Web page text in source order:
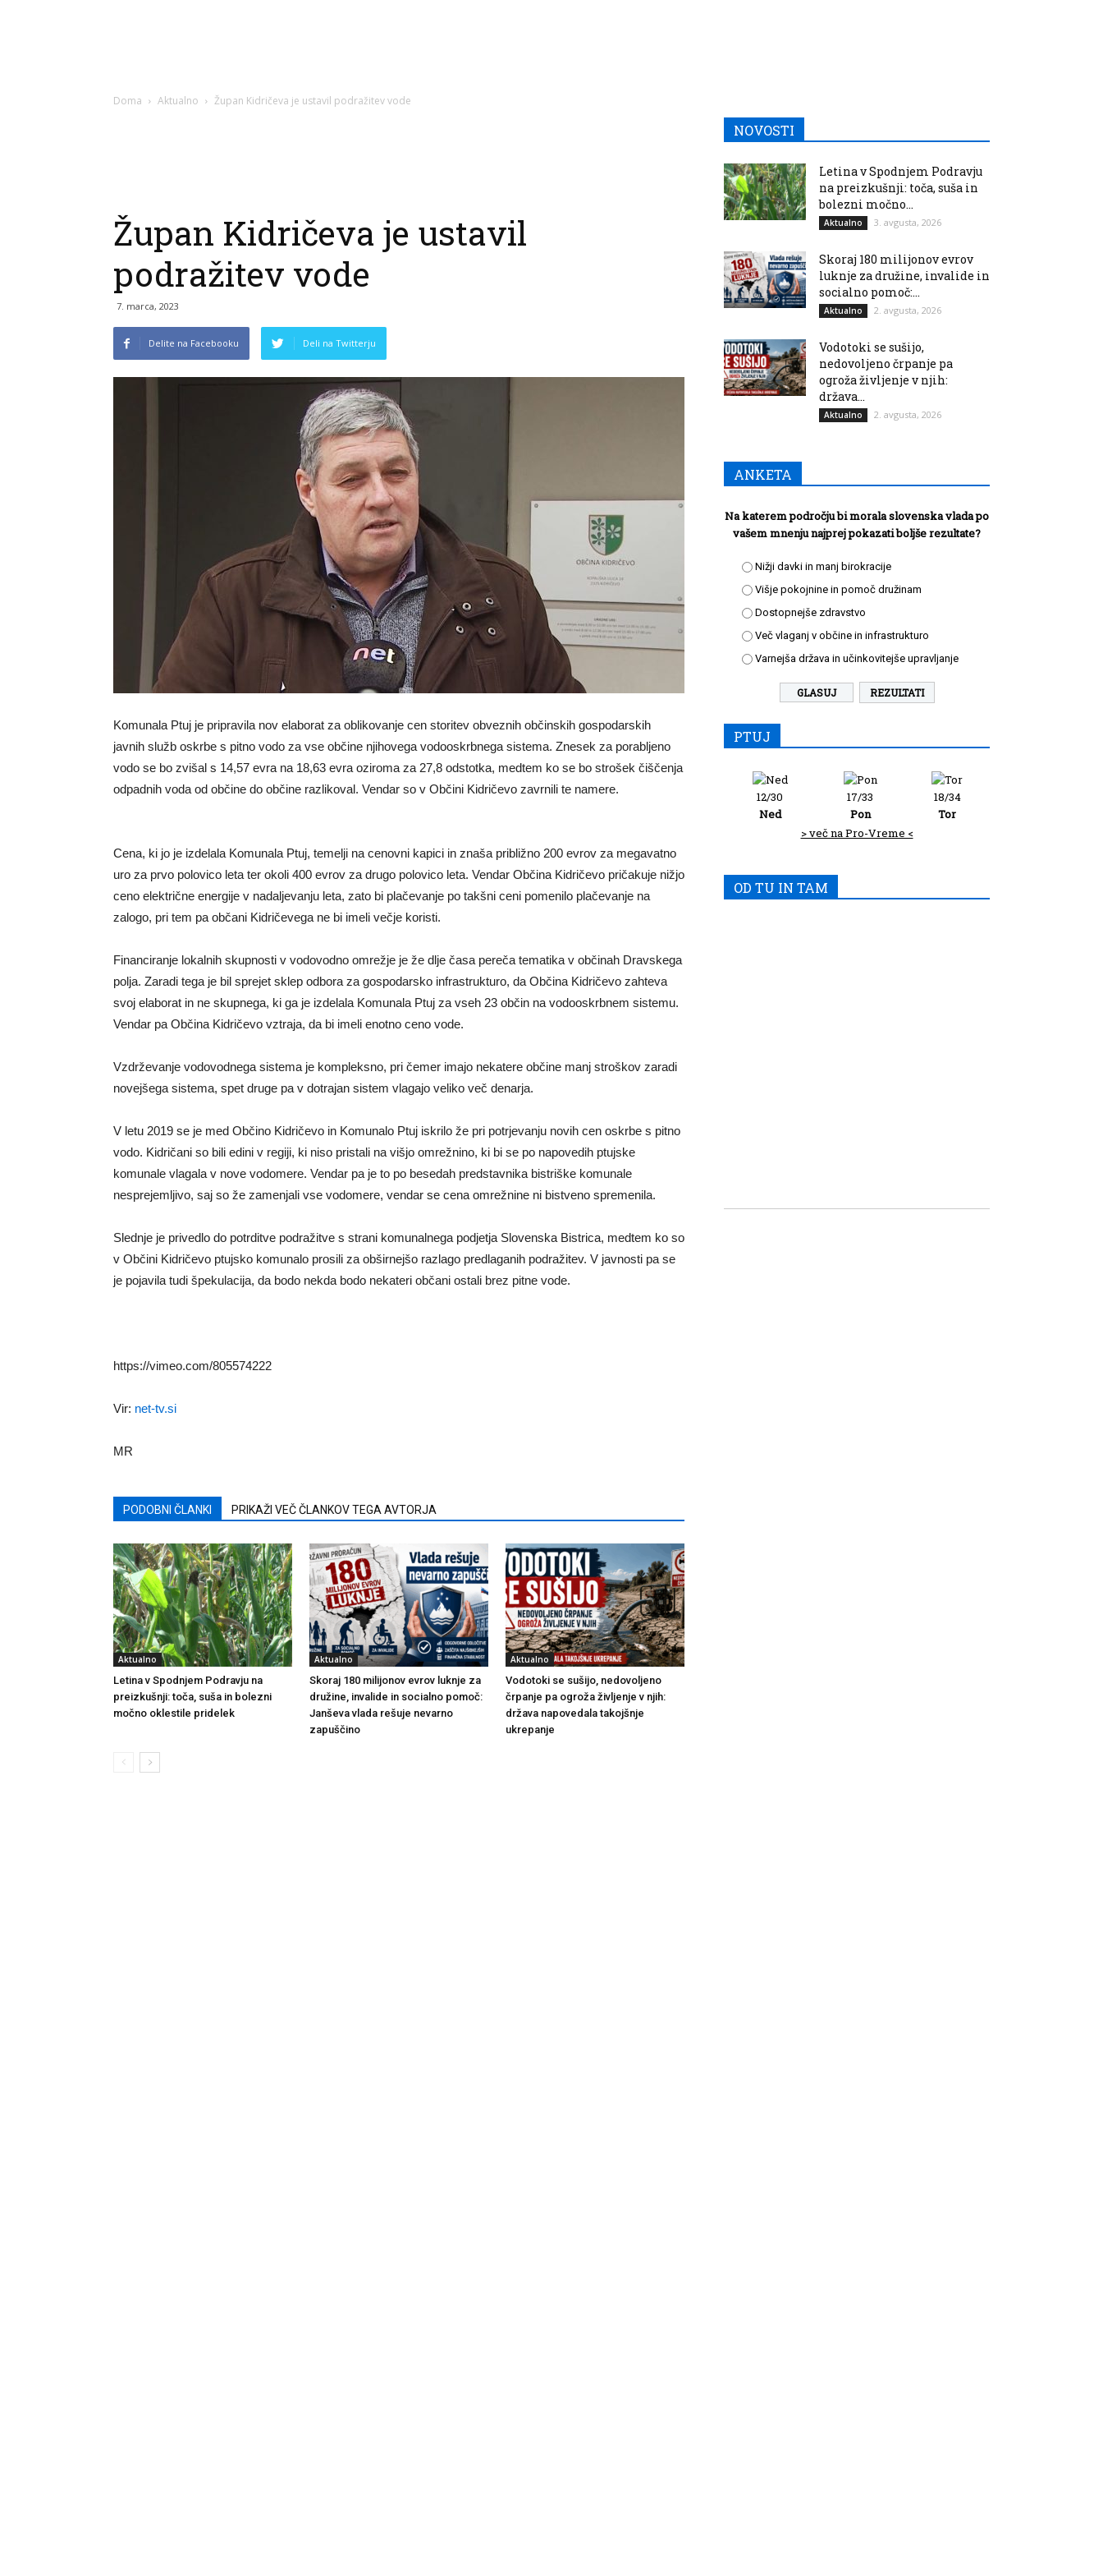
Doma Aktualno Župan Kidričeva je ustavil podražitev vode
Župan Kidričeva je ustavil
podražitev vode
7. marca, 2023
Delite na Facebooku Deli na Twitterju
Komunala Ptuj je pripravila nov elaborat za oblikovanje cen storitev obveznih občinskih gospodarskih
javnih služb oskrbe s pitno vodo za vse občine njihovega vodooskrbnega sistema. Znesek za porabljeno
vodo se bo zvišal s 14,57 evra na 18,63 evra oziroma za 27,8 odstotka, medtem ko se bo strošek čiščenja
odpadnih voda od občine do občine razlikoval. Vendar so v Občini Kidričevo zavrnili te namere.
Cena, ki jo je izdelala Komunala Ptuj, temelji na cenovni kapici in znaša približno 200 evrov za megavatno
uro za prvo polovico leta ter okoli 400 evrov za drugo polovico leta. Vendar Občina Kidričevo pričakuje nižjo
ceno električne energije v nadaljevanju leta, zato bi plačevanje po takšni ceni pomenilo plačevanje na
zalogo, pri tem pa občani Kidričevega ne bi imeli večje koristi.
Financiranje lokalnih skupnosti v vodovodno omrežje je že dlje časa pereča tematika v občinah Dravskega
polja. Zaradi tega je bil sprejet sklep odbora za gospodarsko infrastrukturo, da Občina Kidričevo zahteva
svoj elaborat in ne skupnega, ki ga je izdelala Komunala Ptuj za vseh 23 občin na vodooskrbnem sistemu.
Vendar pa Občina Kidričevo vztraja, da bi imeli enotno ceno vode.
Vzdrževanje vodovodnega sistema je kompleksno, pri čemer imajo nekatere občine manj stroškov zaradi
novejšega sistema, spet druge pa v dotrajan sistem vlagajo veliko več denarja.
V letu 2019 se je med Občino Kidričevo in Komunalo Ptuj iskrilo že pri potrjevanju novih cen oskrbe s pitno
vodo. Kidričani so bili edini v regiji, ki niso pristali na višjo omrežnino, ki bi se po napovedih ptujske
komunale vlagala v nove vodomere. Vendar pa je to po besedah predstavnika bistriške komunale
nesprejemljivo, saj so že zamenjali vse vodomere, vendar se cena omrežnine ni bistveno spremenila.
Slednje je privedlo do potrditve podražitve s strani komunalnega podjetja Slovenska Bistrica, medtem ko so
v Občini Kidričevo ptujsko komunalo prosili za obširnejšo razlago predlaganih podražitev. V javnosti pa se
je pojavila tudi špekulacija, da bodo nekda bodo nekateri občani ostali brez pitne vode.
https://vimeo.com/805574222
Vir: net-tv.si
MR
PODOBNI ČLANKI PRIKAŽI VEČ ČLANKOV TEGA AVTORJA
Aktualno
Letina v Spodnjem Podravju na
preizkušnji: toča, suša in bolezni
močno oklestile pridelek
Aktualno
Skoraj 180 milijonov evrov luknje za
družine, invalide in socialno pomoč:
Janševa vlada rešuje nevarno
zapuščino
Aktualno
Vodotoki se sušijo, nedovoljeno
črpanje pa ogroža življenje v njih:
država napovedala takojšnje
ukrepanje
NOVOSTI
Letina v Spodnjem Podravju
na preizkušnji: toča, suša in
bolezni močno...
Aktualno 3. avgusta, 2026
Skoraj 180 milijonov evrov
luknje za družine, invalide in
socialno pomoč:...
Aktualno 2. avgusta, 2026
Vodotoki se sušijo,
nedovoljeno črpanje pa
ogroža življenje v njih:
država...
Aktualno 2. avgusta, 2026
ANKETA
Na katerem področju bi morala slovenska vlada po
vašem mnenju najprej pokazati boljše rezultate?
Nižji davki in manj birokracije
Višje pokojnine in pomoč družinam
Dostopnejše zdravstvo
Več vlaganj v občine in infrastrukturo
Varnejša država in učinkovitejše upravljanje
REZULTATI
PTUJ
12/30
Ned
17/33
Pon
18/34
Tor
> več na Pro-Vreme <
OD TU IN TAM